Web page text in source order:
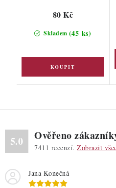
Skladem (45 ks)
80 Kč
5.0 Ověřeno
7411 recenzí. Zobrazit
Jana Konečná